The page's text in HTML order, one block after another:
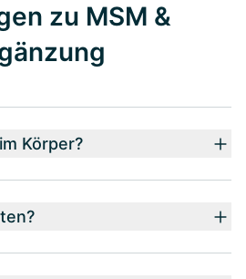
zu MSM &
Körper?